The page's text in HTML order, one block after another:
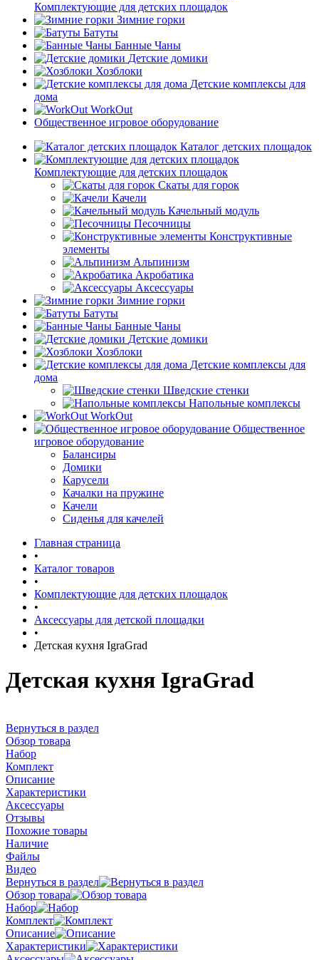
Комплектующие для детских площадок
Зимние горки
Батуты
Банные Чаны
Детские домики
Хозблоки
Детские комплексы для
дома
WorkOut
Общественное игровое оборудование
Каталог детских площадок
Комплектующие для детских площадок
Скаты для горок
Качели
Качельный модуль
Песочницы
Конструктивные
элементы
Альпинизм
Акробатика
Аксессуары
Зимние горки
Батуты
Банные Чаны
Детские домики
Хозблоки
Детские комплексы для
дома
Шведские стенки
Напольные комплексы
WorkOut
Общественное
игровое оборудование
Балансиры
Домики
Карусели
Качалки на пружине
Качели
Сиденья для качелей
Главная страница
•
Каталог товаров
•
Комплектующие для детских площадок
•
Аксессуары для детской площадки
•
Детская кухня IgraGrad
Детская кухня IgraGrad
Вернуться в раздел
Обзор товара
Набор
Комплект
Описание
Характеристики
Аксессуары
Отзывы
Похожие товары
Наличие
Файлы
Видео
Вернуться в раздел
Обзор товара
Набор
Комплект
Описание
Характеристики